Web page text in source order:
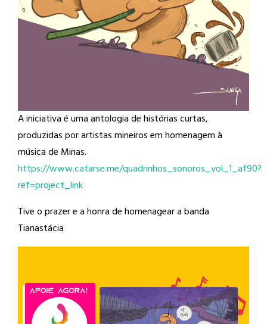
A iniciativa é uma antologia de histórias curtas,
produzidas por artistas mineiros em homenagem à
música de Minas.
https://www.catarse.me/quadrinhos_sonoros_vol_1_af90?
ref=project_link
Tive o prazer e a honra de homenagear a banda
Tianastácia